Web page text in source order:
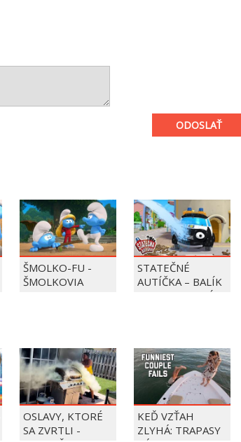
ODOSLAŤ
ŠMOLKO-FU -
ŠMOLKOVIA
STATEČNÉ
AUTÍČKA – BALÍK
PIERRE PRECLÍK
OSLAVY, KTORÉ
SA ZVRTLI -
KEĎ VZŤAH
ZLYHÁ: TRAPASY